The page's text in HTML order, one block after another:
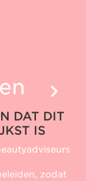
DAT DIT
IS
zodat